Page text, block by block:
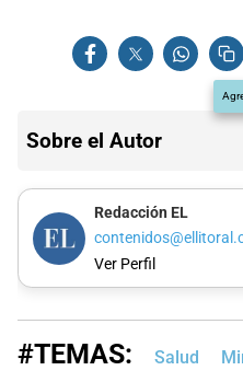
Sobre el Autor
Redacción EL
Ver Perfil
#TEMAS: Salud